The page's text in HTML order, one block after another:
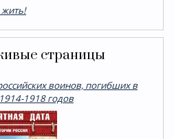
жить!
страницы
воинов, погибших в
1918 годов